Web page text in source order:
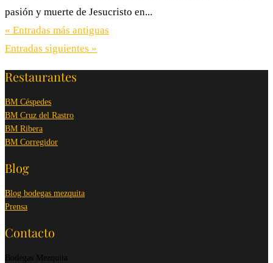
pasión y muerte de Jesucristo en...
« Entradas más antiguas
Entradas siguientes »
Restaurantes
BM Céspedes
BM Cruz del Rastro
BM Ribera
BM Corregidor
Blog
Blog bodegas mezquita
Prensa
Contacto
Bodegas Mezquita